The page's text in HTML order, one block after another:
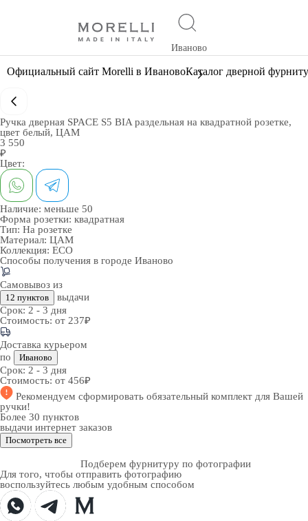
Иваново
Официальный сайт Morelli в ИвановоКаталог дверной
Ручка дверная SPACE S5 BIA раздельная на квадратной розетке,
цвет белый, ЦАМ
3 550
₽
Цвет:
Наличие: меньше 50
Форма розетки: квадратная
Тип: На розетке
Материал: ЦАМ
Коллекция: ECO
Способы получения в городе Иваново
Самовывоз из
12 пунктов
выдачи
Срок: 2 - 3 дня
Стоимость: от 237₽
Доставка курьером
по
Иваново
Срок: 2 - 3 дня
Стоимость: от 456₽
Рекомендуем сформировать обязательный комплект для Вашей
ручки!
Более 30 пунктов
выдачи интернет заказов
Посмотреть все
Подберем фурнитуру по фотографии
Для того, чтобы отправить фотографию
воспользуйтесь любым удобным способом